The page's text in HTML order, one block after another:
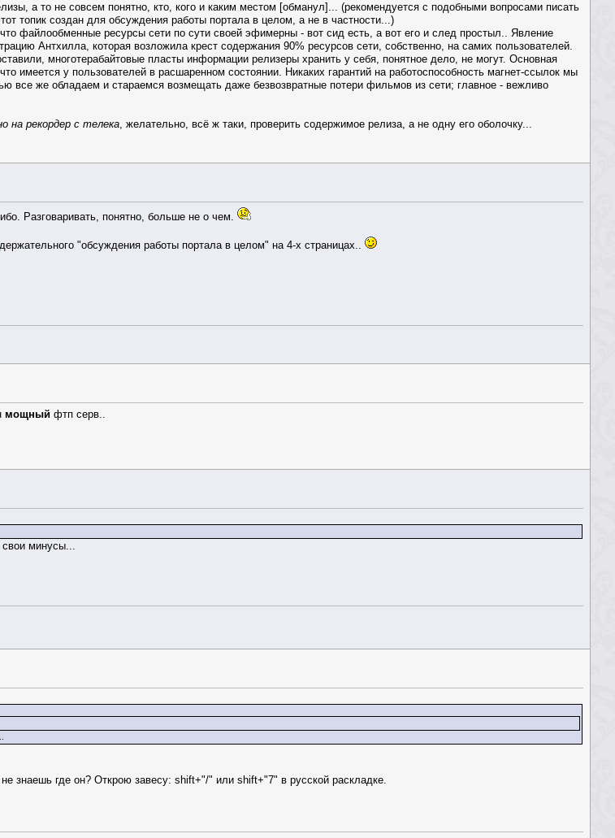
а то не совсем понятно, кто, кого и каким местом [обманул]... (рекомендуется с подобными вопросами писать
топик создан для обсуждения работы портала в целом, а не в частности...)
файлообменные ресурсы сети по сути своей эфимерны - вот сид есть, а вот его и след простыл.. Явление
Антхилла, которая возложила крест содержания 90% ресурсов сети, собственно, на самих пользователей.
многотерабайтовые пласты информации релизеры хранить у себя, понятное дело, не могут. Основная
имеется у пользователей в расшаренном состоянии. Никаких гарантий на работоспособность магнет-ссылок мы
все же обладаем и стараемся возмещать даже безвозвратные потери фильмов из сети; главное - вежливо
на рекордер с телека, желательно, всё ж таки, проверить содержимое релиза, а не одну его оболочку...
Разговаривать, понятно, больше не о чем.
"обсуждения работы портала в целом" на 4-х страницах..
мощный фтп серв..
минусы...
знаешь где он? Открою завесу: shift+"/" или shift+"7" в русской раскладке.